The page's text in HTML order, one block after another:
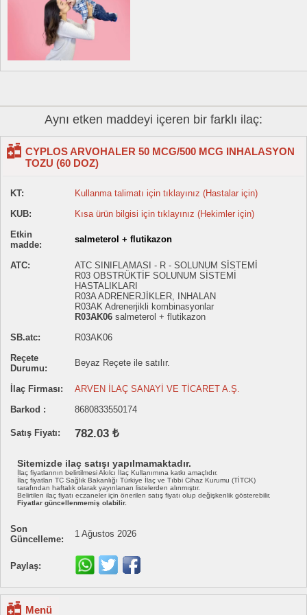
Aynı etken maddeyi içeren bir farklı ilaç:
CYPLOS ARVOHALER 50 MCG/500 MCG INHALASYON
TOZU (60 DOZ)
KT:
Kullanma talimatı için tıklayınız (Hastalar için)
KUB:
Kısa ürün bilgisi için tıklayınız (Hekimler için)
Etkin
madde:
salmeterol + flutikazon
ATC:
ATC SINIFLAMASI - R - SOLUNUM SİSTEMİ
R03 OBSTRÜKTİF SOLUNUM SİSTEMİ
HASTALIKLARI
R03A ADRENERJİKLER, INHALAN
R03AK Adrenerjikli kombinasyonlar
R03AK06 salmeterol + flutikazon
SB.atc:
R03AK06
Reçete
Durumu:
Beyaz Reçete ile satılır.
İlaç Firması:
ARVEN İLAÇ SANAYİ VE TİCARET A.Ş.
Barkod :
8680833550174
Satış Fiyatı: 782.03 ₺
Sitemizde ilaç satışı yapılmamaktadır.
İlaç fiyatlarının belirtilmesi Akılcı İlaç Kullanımına katkı amaçlıdır.
İlaç fiyatları TC Sağlık Bakanlığı Türkiye İlaç ve Tıbbi Cihaz Kurumu (TİTCK)
tarafından haftalık olarak yayınlanan listelerden alınmıştır.
Belirtilen ilaç fiyatı eczaneler için önerilen satış fiyatı olup değişkenlik gösterebilir.
Fiyatlar güncellenmemiş olabilir.
Son
Güncelleme:
1 Ağustos 2026
Paylaş:
Menü